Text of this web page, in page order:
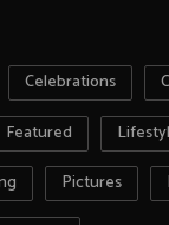
Celebrations
Featured
Pictures